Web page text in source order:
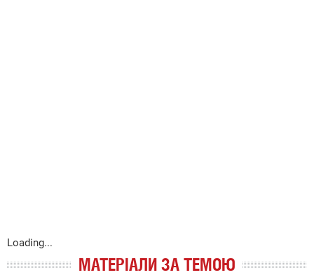
Loading...
МАТЕРІАЛИ ЗА ТЕМОЮ